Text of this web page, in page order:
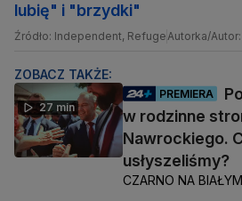
lubię" i "brzydki"
Źródło: Independent, RefugeAutorka/
ZOBACZ TAKŻE:
27 min
PREMIERA
w rodzinne
Nawrockiego.
usłyszeliśmy?
CZARNO NA BIAŁYM